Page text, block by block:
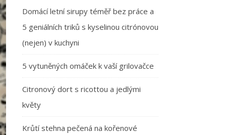
Domácí letní sirupy téměř bez práce a
5 geniálních triků s kyselinou citrónovou
(nejen) v kuchyni
5 vytuněných omáček k vaší grilovačce
Citronový dort s ricottou a jedlými
květy
Krůtí stehna pečená na kořenové